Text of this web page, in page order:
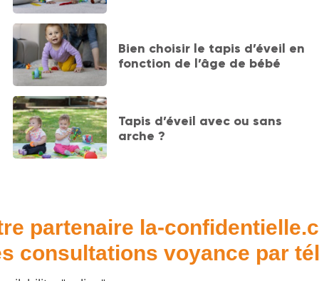
Bien choisir le tapis d’éveil en
fonction de l’âge de bébé
Tapis d’éveil avec ou sans
arche ?
partenaire la-
consultations voyance par